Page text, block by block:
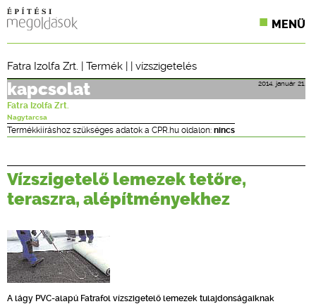
MENÜ
ONLINE KÉPZÉSEK
TERVEZÉSI SEGÉDLETEK
Fatra Izolfa Zrt. | Termék | | vízszigetelés
2014. január 21.
kapcsolat
Fatra Izolfa Zrt.
Nagytarcsa
Termékkiíráshoz szükséges adatok a CPR.hu oldalon: nincs
Vízszigetelő lemezek tetőre,
teraszra, alépítményekhez
A lágy PVC-alapú Fatrafol vízszigetelő lemezek tulajdonságaiknak